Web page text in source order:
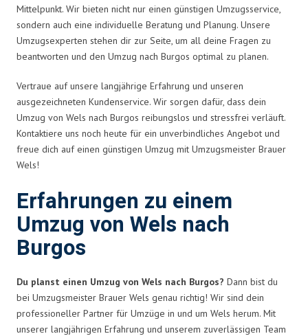
Mittelpunkt. Wir bieten nicht nur einen günstigen Umzugsservice,
sondern auch eine individuelle Beratung und Planung. Unsere
Umzugsexperten stehen dir zur Seite, um all deine Fragen zu
beantworten und den Umzug nach Burgos optimal zu planen.
Vertraue auf unsere langjährige Erfahrung und unseren
ausgezeichneten Kundenservice. Wir sorgen dafür, dass dein
Umzug von Wels nach Burgos reibungslos und stressfrei verläuft.
Kontaktiere uns noch heute für ein unverbindliches Angebot und
freue dich auf einen günstigen Umzug mit Umzugsmeister Brauer
Wels!
Erfahrungen zu einem
Umzug von Wels nach
Burgos
Du planst einen Umzug von Wels nach Burgos? Dann bist du
bei Umzugsmeister Brauer Wels genau richtig! Wir sind dein
professioneller Partner für Umzüge in und um Wels herum. Mit
unserer langjährigen Erfahrung und unserem zuverlässigen Team